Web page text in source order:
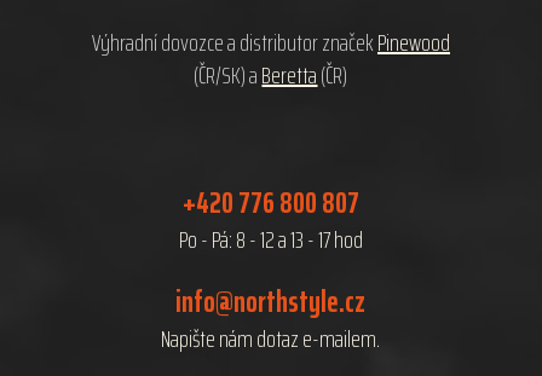
Výhradní dovozce a distributor značekPinewood
(ČR/SK) aBeretta(ČR)
+420 776 800 807
Po - Pá: 8 - 12 a 13 - 17 hod
info@northstyle.cz
Napište nám dotaz e-mailem.